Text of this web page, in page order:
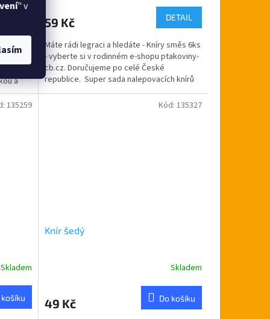
" v
a
59 Kč DETAIL
Máte rádi legraci a hledáte - Kníry směs 6ks
- vyberte si v rodinném e-shopu ptakoviny-
cb.cz. Doručujeme po celé České
republice. Super sada nalepovacích knírů
se hodí na...
Skladem
135259
Knír šedý
Skladem
49 Kč Do košíku
Kód: 135327